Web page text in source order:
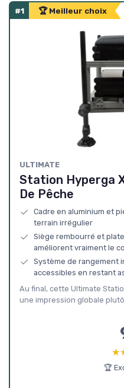
#1 🏆 Meilleur choix
‎ULTIMATE
Station Hyperga
De Pêche
Cadre en aluminium et
terrain irrégulier
Siège rembourré et
améliorent vraiment le
Système de rangement
accessibles en restant
Au final, cette Ultimate
une impression globale
🏆